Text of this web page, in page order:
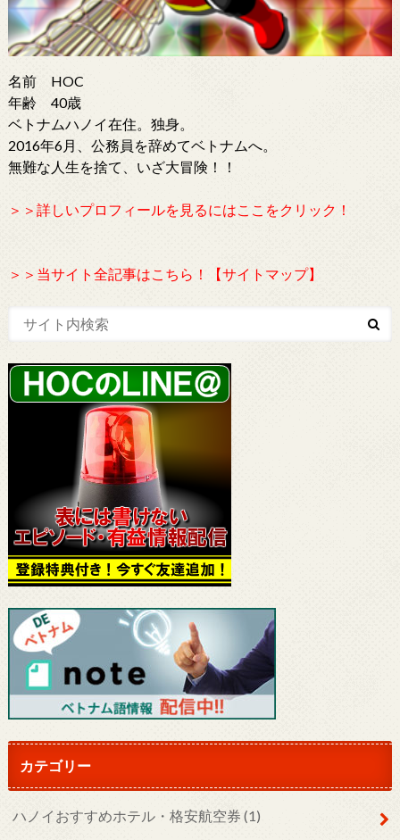
名前 HOC
年齢 40歳
ベトナムハノイ在住。独身。
2016年6月、公務員を辞めてベトナムへ。
無難な人生を捨て、いざ大冒険！！
＞＞詳しいプロフィールを見るにはここをクリック！
＞＞当サイト全記事はこちら！【サイトマップ】
カテゴリー
ハノイおすすめホテル・格安航空券 (1)